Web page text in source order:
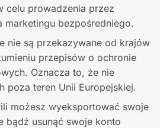
celu prowadzenia przez
marketingu bezpośredniego.
nie są przekazywane od krajów
przepisów o ochronie
Oznacza to, że nie
poza teren Unii Europejskiej.
możesz wyeksportować swoje
bądź usunąć swoje konto